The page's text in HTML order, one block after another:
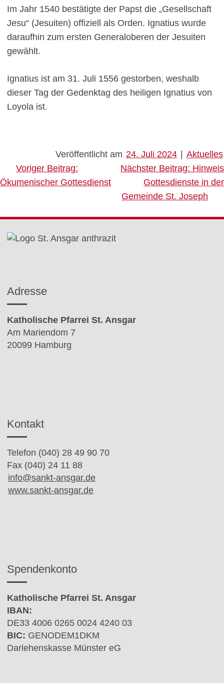
Im Jahr 1540 bestätigte der Papst die „Gesellschaft
Jesu“ (Jesuiten) offiziell als Orden. Ignatius wurde
daraufhin zum ersten Generaloberen der Jesuiten
gewählt.
Ignatius ist am 31. Juli 1556 gestorben, weshalb
dieser Tag der Gedenktag des heiligen Ignatius von
Loyola ist.
Veröffentlicht am 24. Juli 2024 Aktuelles
Beitragsnavigation
Voriger Beitrag:
Ökumenischer Gottesdienst
Nächster Beitrag: Hinweis
Gottesdienste in der
Gemeinde St. Joseph
Adresse
Katholische Pfarrei St. Ansgar
Am Mariendom 7
20099 Hamburg
Kontakt
Telefon (040) 28 49 90 70
Fax (040) 24 11 88
info@sankt-ansgar.de
www.sankt-ansgar.de
Spendenkonto
Katholische Pfarrei St. Ansgar
IBAN:
DE33 4006 0265 0024 4240 03
BIC: GENODEM1DKM
Darlehenskasse Münster eG